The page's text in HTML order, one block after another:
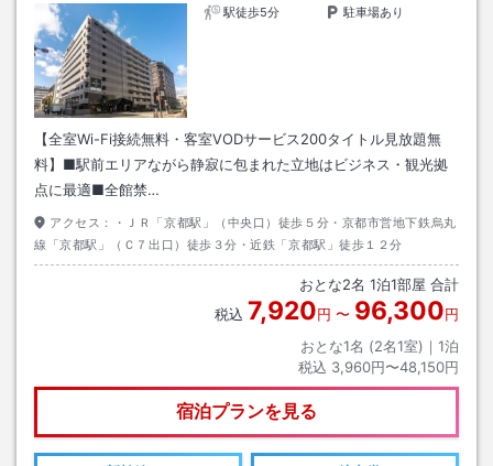
駅徒歩5分
駐車場あり
【全室Wi-Fi接続無料・客室VODサービス200タイトル見放題無
料】■駅前エリアながら静寂に包まれた立地はビジネス・観光拠
点に最適■全館禁…
アクセス：
・ＪＲ「京都駅」（中央口）徒歩５分・京都市営地下鉄烏丸
線「京都駅」（Ｃ７出口）徒歩３分・近鉄「京都駅」徒歩１２分
おとな2名 1泊1部屋 合計
税込 7,920円 〜 96,300円
おとな1名 (2名1室)｜ 1泊
税込 3,960円〜48,150円
宿泊プランを見る